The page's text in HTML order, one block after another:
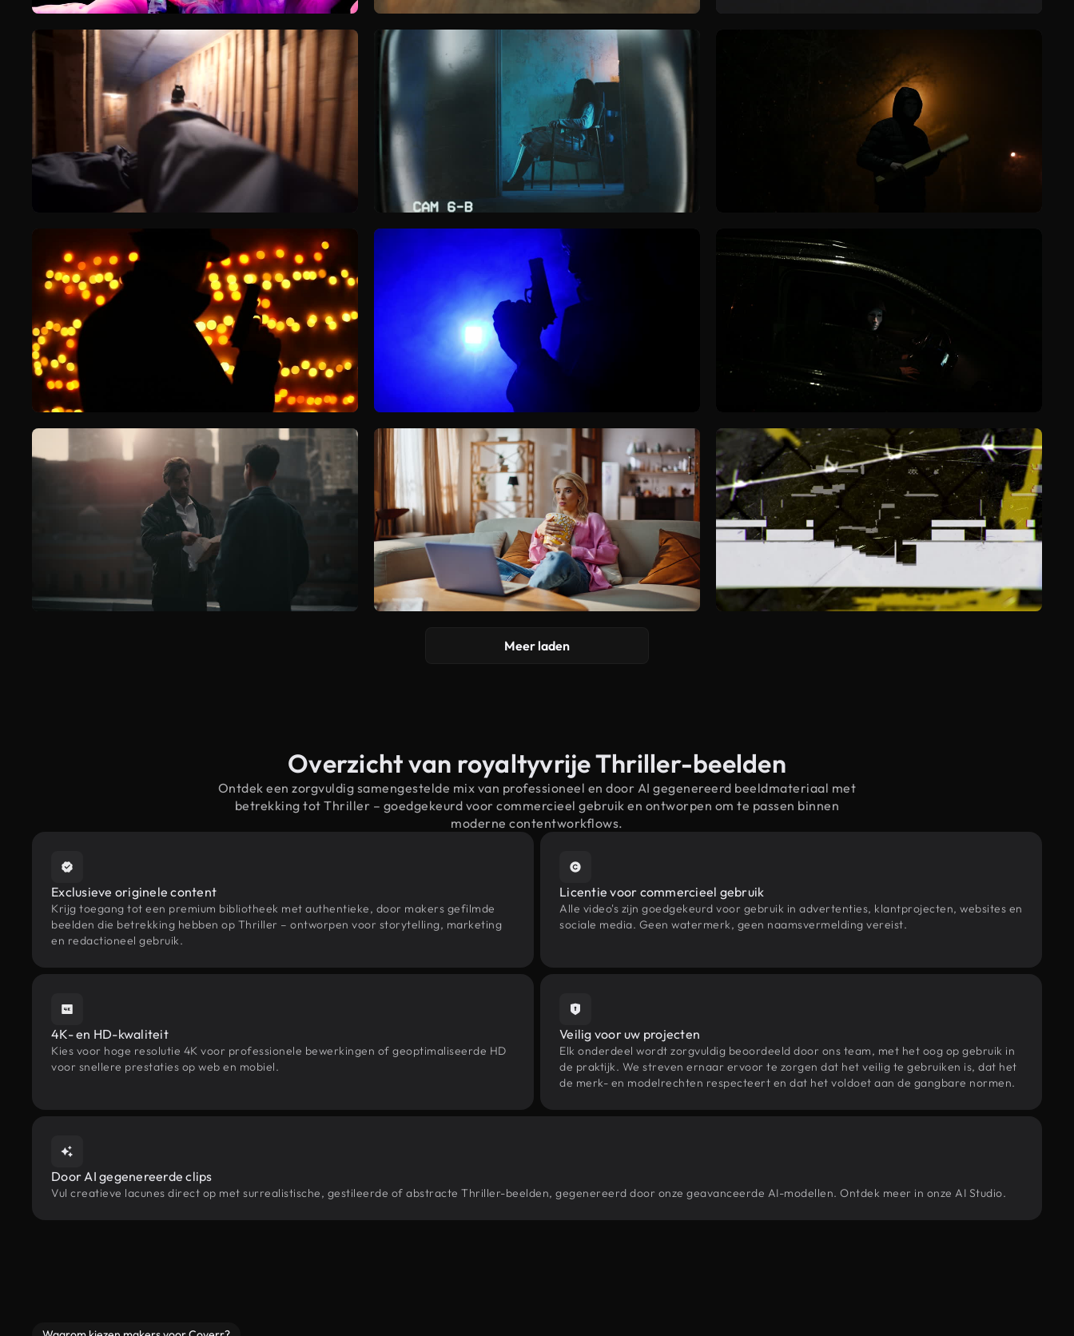
Meer laden
Overzicht van royaltyvrije Thriller-beelden
Ontdek een zorgvuldig samengestelde mix van professioneel en door AI gegenereerd beeldmateriaal met
betrekking tot Thriller – goedgekeurd voor commercieel gebruik en ontworpen om te passen binnen
moderne contentworkflows.
Exclusieve originele content
Krijg toegang tot een premium bibliotheek met authentieke, door makers gefilmde
beelden die betrekking hebben op Thriller – ontworpen voor storytelling, marketing
en redactioneel gebruik.
Licentie voor commercieel gebruik
Alle video's zijn goedgekeurd voor gebruik in advertenties, klantprojecten, websites en
sociale media. Geen watermerk, geen naamsvermelding vereist.
4K- en HD-kwaliteit
Kies voor hoge resolutie 4K voor professionele bewerkingen of geoptimaliseerde HD
voor snellere prestaties op web en mobiel.
Veilig voor uw projecten
Elk onderdeel wordt zorgvuldig beoordeeld door ons team, met het oog op gebruik in
de praktijk. We streven ernaar ervoor te zorgen dat het veilig te gebruiken is, dat het
de merk- en modelrechten respecteert en dat het voldoet aan de gangbare normen.
Door AI gegenereerde clips
Vul creatieve lacunes direct op met surrealistische, gestileerde of abstracte Thriller-beelden, gegenereerd door onze geavanceerde AI-modellen. Ontdek meer in onze AI Studio.